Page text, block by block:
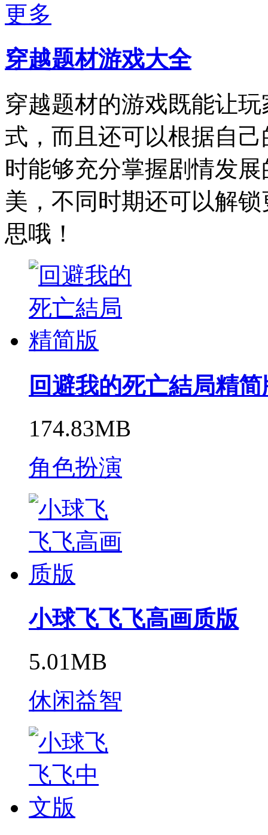
更多
​穿越题材游戏大全
穿越题材的游戏既能让
式，而且还可以根据自
时能够充分掌握剧情发
美，不同时期还可以解
思哦！
回避我的死亡結局精简
174.83MB
角色扮演
小球飞飞飞高画质版
5.01MB
休闲益智